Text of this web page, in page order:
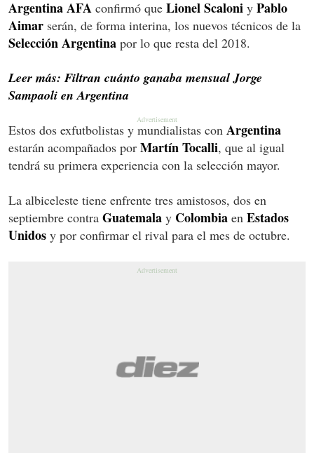
Argentina AFA confirmó que Lionel Scaloni y Pablo
Aimar serán, de forma interina, los nuevos técnicos de la
Selección Argentina por lo que resta del 2018.
Leer más: Filtran cuánto ganaba mensual Jorge
Sampaoli en Argentina
Estos dos exfutbolistas y mundialistas con Argentina
estarán acompañados por Martín Tocalli, que al igual
tendrá su primera experiencia con la selección mayor.
La albiceleste tiene enfrente tres amistosos, dos en
septiembre contra Guatemala y Colombia en Estados
Unidos y por confirmar el rival para el mes de octubre.